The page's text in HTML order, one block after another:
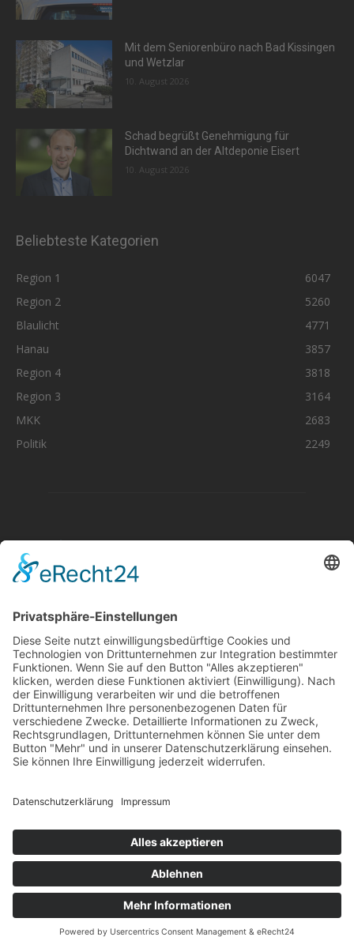
Mit dem Seniorenbüro nach Bad Kissingen
und Wetzlar
10. August 2026
Schad begrüßt Genehmigung für
Dichtwand an der Altdeponie Eisert
10. August 2026
Beliebteste Kategorien
Region 1
6047
Region 2
5260
Blaulicht
4771
Hanau
3857
Region 4
3818
Region 3
3164
MKK
2683
Politik
2249
Aktuelle Nachrichten aus dem MKK-Kreis.
Kontaktiere uns:team@mkk-echo.de
JetztBericht einreichen
Folge uns auf SocialMedia
© All rights reserved Main-Kinzig Echo
Impressum Datenschutz AGB